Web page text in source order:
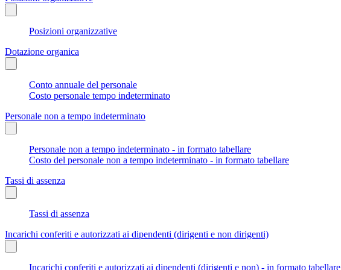
Posizioni organizzative
Dotazione organica
Conto annuale del personale
Costo personale tempo indeterminato
Personale non a tempo indeterminato
Personale non a tempo indeterminato - in formato tabellare
Costo del personale non a tempo indeterminato - in formato tabellare
Tassi di assenza
Tassi di assenza
Incarichi conferiti e autorizzati ai dipendenti (dirigenti e non dirigenti)
Incarichi conferiti e autorizzati ai dipendenti (dirigenti e non) - in formato tabellare